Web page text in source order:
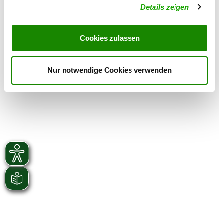
Details zeigen
Cookies zulassen
Nur notwendige Cookies verwenden
78166 Donaueschingen
Derzeit keine Welpen